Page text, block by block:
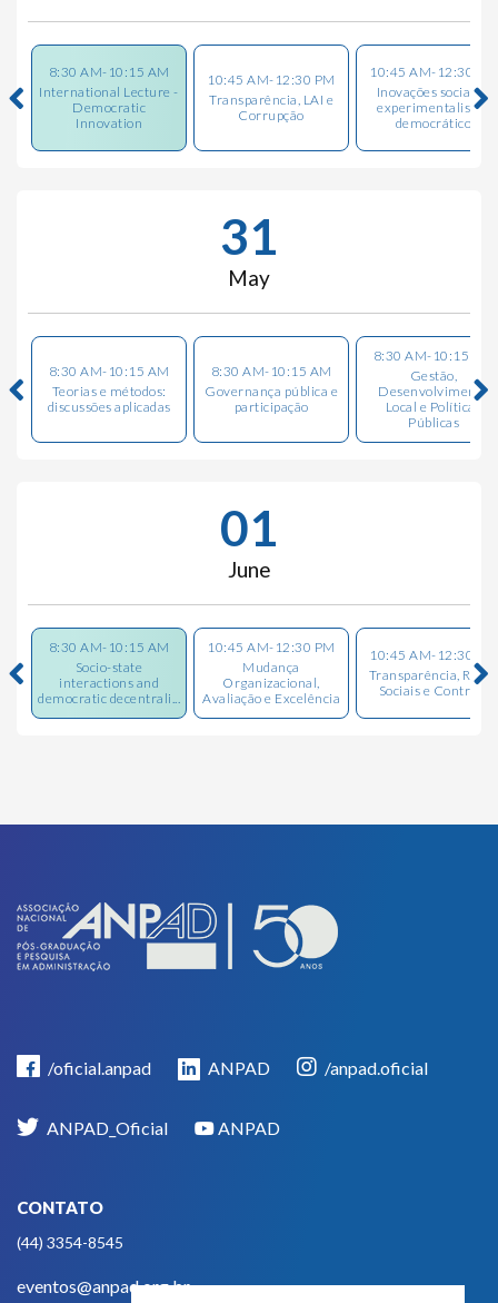
8:30 AM-10:15 AM
International Lecture -
Democratic
Innovation
10:45 AM-12:30 PM
Transparência, LAI e
Corrupção
10:45 AM-12:30 PM
Inovações sociais e
experimentalismo
democrático
31
May
8:30 AM-10:15 AM
Teorias e métodos:
discussões aplicadas
8:30 AM-10:15 AM
Governança pública e
participação
8:30 AM-10:15 AM
Gestão,
Desenvolvimento
Local e Políticas
Públicas
01
June
8:30 AM-10:15 AM
Socio-state
interactions and
democratic decentrali...
10:45 AM-12:30 PM
Mudança
Organizacional,
Avaliação e Excelência
10:45 AM-12:30 PM
Transparência, Redes
Sociais e Controle
/oficial.anpad ANPAD /anpad.oficial
ANPAD_Oficial ANPAD
CONTATO
(44) 3354-8545
eventos@anpad.org.br